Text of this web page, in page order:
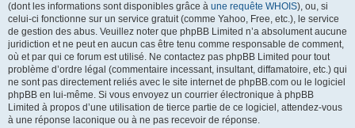
(dont les informations sont disponibles grâce à une requête WHOIS), ou, si
celui-ci fonctionne sur un service gratuit (comme Yahoo, Free, etc.), le service
de gestion des abus. Veuillez noter que phpBB Limited n’a absolument aucune
juridiction et ne peut en aucun cas être tenu comme responsable de comment,
où et par qui ce forum est utilisé. Ne contactez pas phpBB Limited pour tout
problème d’ordre légal (commentaire incessant, insultant, diffamatoire, etc.) qui
ne sont pas directement reliés avec le site internet de phpBB.com ou le logiciel
phpBB en lui-même. Si vous envoyez un courrier électronique à phpBB
Limited à propos d’une utilisation de tierce partie de ce logiciel, attendez-vous
à une réponse laconique ou à ne pas recevoir de réponse.